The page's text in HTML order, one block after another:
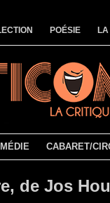
POÉSIE
CABARET/
de Jos